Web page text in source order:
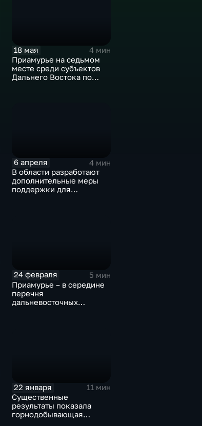
18 мая
4 мин
Приамурье на седьмом
месте среди субъектов
Дальнего Востока по
6 апреля
4 мин
В области разработают
дополнительные меры
поддержки для
24 февраля
5 мин
Приамурье – в середине
перечня
дальневосточных
22 января
11 мин
Существенные
результаты показала
горнодобывающая